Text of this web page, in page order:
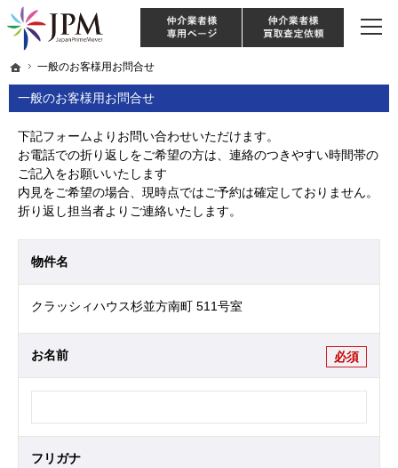
ホーム
一般のお客様用お問合せ
一般のお客様用お問合せ
東京・神奈川・埼玉・千葉のリノベーション住宅や中古マンションを手がける会
【物件買取強化中！】リノベーション住宅・不動産・中古マンションならJPM
下記フォームよりお問い合わせいただけます。
お電話での折り返しをご希望の方は、連絡のつきやすい時間帯の
ご記入をお願いいたします
内見をご希望の場合、現時点ではご予約は確定しておりません。
折り返し担当者よりご連絡いたします。
物件名
クラッシィハウス杉並方南町 511号室
お名前 必須
フリガナ
ホーム
一般のお客様用お問合せ